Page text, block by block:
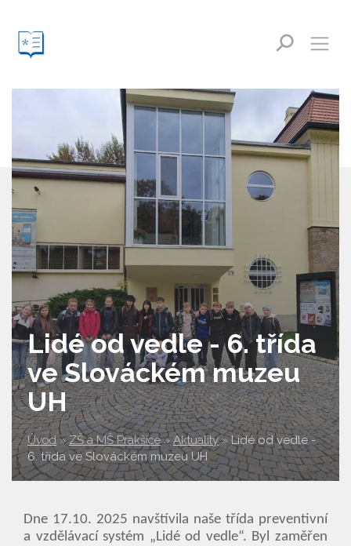
Lidé od vedle - 6. třída
ve Slováckém muzeu
UH
Úvod » ZŠ a MŠ Prakšice » Aktuality » Lidé od vedle -
6. třída ve Slováckém muzeu UH
Dne 17.10. 2025 navštívila naše třída preventivní
a vzdělávací systém „Lidé od vedle“. Byl zaměřen